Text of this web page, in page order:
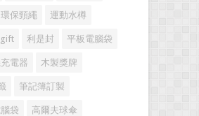
環保頸繩 運動水樽
利是封 平板電腦袋
電器 木製獎牌
筆記簿訂製
袋 高爾夫球傘